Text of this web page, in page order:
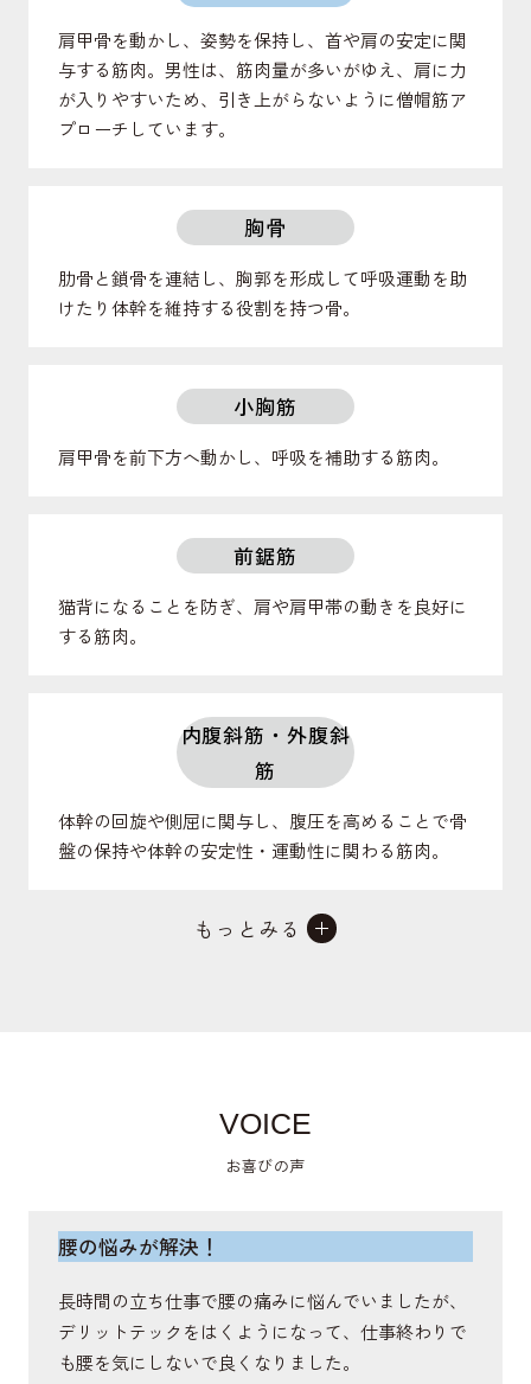
肩甲骨を動かし、姿勢を保持し、首や肩の安定に関
与する筋肉。男性は、筋肉量が多いがゆえ、肩に力
が入りやすいため、引き上がらないように僧帽筋ア
プローチしています。
胸骨
肋骨と鎖骨を連結し、胸郭を形成して呼吸運動を助
けたり体幹を維持する役割を持つ骨。
小胸筋
肩甲骨を前下方へ動かし、呼吸を補助する筋肉。
前鋸筋
猫背になることを防ぎ、肩や肩甲帯の動きを良好に
する筋肉。
内腹斜筋・外腹斜
筋
体幹の回旋や側屈に関与し、腹圧を高めることで骨
盤の保持や体幹の安定性・運動性に関わる筋肉。
僧帽筋
棘突起
体幹や背骨の運動軸をサポートする骨。
もっとみる
VOICE
お喜びの声
腰の悩みが解決！
長時間の立ち仕事で腰の痛みに悩んでいましたが、
デリットテックをはくようになって、仕事終わりで
も腰を気にしないで良くなりました。